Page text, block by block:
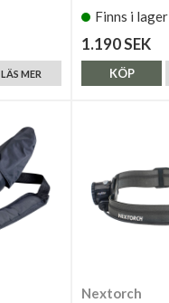
LÄS MER
Finns i lager
1.190 SEK
KÖP
Nextorch